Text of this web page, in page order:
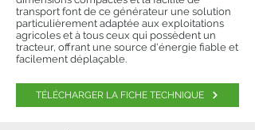
transport font de ce générateur une solution
particulièrement adaptée aux exploitations
agricoles et à tous ceux qui possèdent un
tracteur, offrant une source d'énergie fiable et
facilement déplaçable.
TÉLÉCHARGER LA FICHE TECHNIQUE